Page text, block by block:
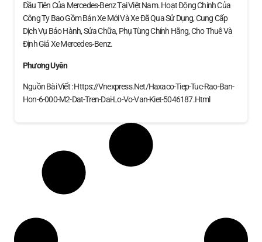
Đầu Tiên Của Mercedes-Benz Tại Việt Nam. Hoạt Động Chính Của
Công Ty Bao Gồm Bán Xe Mới Và Xe Đã Qua Sử Dụng, Cung Cấp
Dịch Vụ Bảo Hành, Sửa Chữa, Phụ Tùng Chính Hãng, Cho Thuê Và
Định Giá Xe Mercedes‑Benz.
Phương Uyên
Nguồn Bài Viết : Https://vnexpress.net/haxaco-Tiep-Tuc-Rao-Ban-
Hon-6-000-M2-Dat-Tren-Dai-Lo-Vo-Van-Kiet-5046187.html